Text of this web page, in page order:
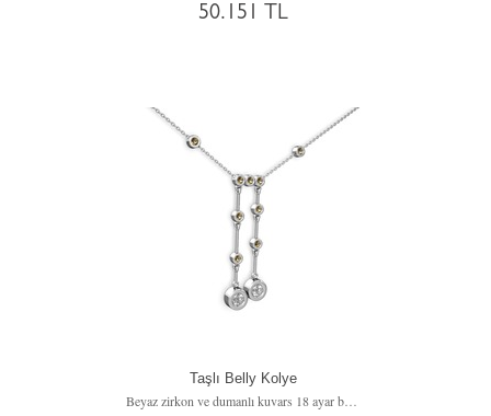
50.151 TL
Taşlı Belly Kolye
Beyaz zirkon ve dumanlı kuvars 18 ayar beyaz altın kolye (40 cm beyaz altın rolo zincir)